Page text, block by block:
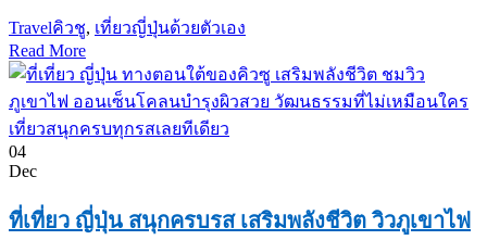
Travelคิวชู, เที่ยวญี่ปุ่นด้วยตัวเอง
Read More
04
Dec
ที่เที่ยว ญี่ปุ่น สนุกครบรส เสริมพลังชีวิต วิวภูเขาไฟ